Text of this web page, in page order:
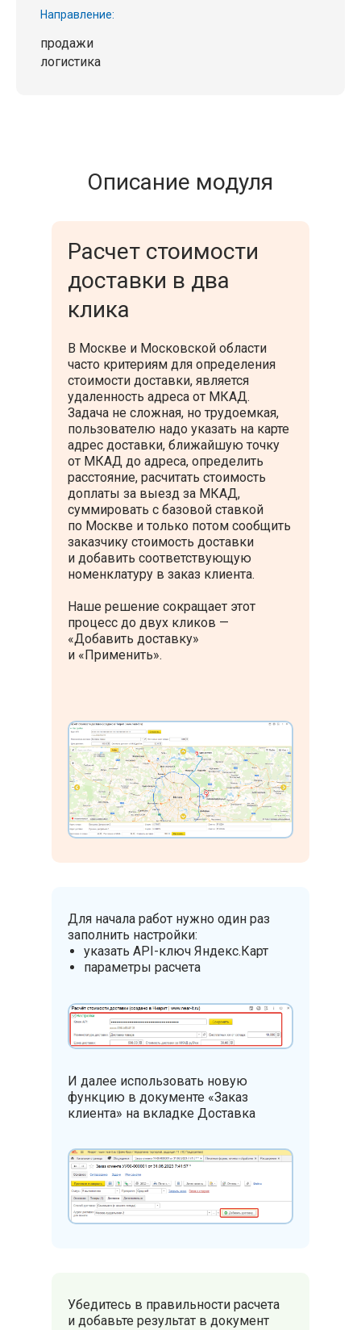
Направление:
продажи
логистика
Описание модуля
Расчет стоимости
доставки в два
клика
В Москве и Московской области
часто критериям для определения
стоимости доставки, является
удаленность адреса от МКАД.
Задача не сложная, но трудоемкая,
пользователю надо указать на карте
адрес доставки, ближайшую точку
от МКАД до адреса, определить
расстояние, расчитать стоимость
доплаты за выезд за МКАД,
суммировать с базовой ставкой
по Москве и только потом сообщить
заказчику стоимость доставки
и добавить соответствующую
номенклатуру в заказ клиента.
Наше решение сокращает этот
процесс до двух кликов —
«Добавить доставку»
и «Применить».
Для начала работ нужно один раз
заполнить настройки:
указать API-ключ Яндекс.Карт
параметры расчета
И далее использовать новую
функцию в документе «Заказ
клиента» на вкладке Доставка
Убедитесь в правильности расчета
и добавьте результат в документ